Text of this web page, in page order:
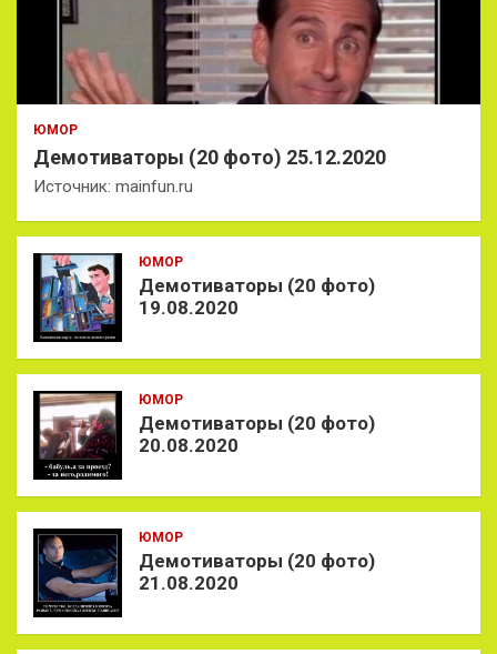
ЮМОР
Демотиваторы (20 фото) 25.12.2020
Источник: mainfun.ru
ЮМОР
Демотиваторы (20 фото)
19.08.2020
ЮМОР
Демотиваторы (20 фото)
20.08.2020
ЮМОР
Демотиваторы (20 фото)
21.08.2020